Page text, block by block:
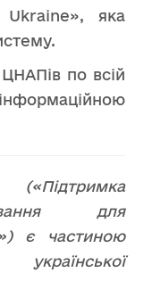
Ukraine», яка
по всій
(«Підтримка
для
є частиною